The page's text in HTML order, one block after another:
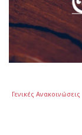
Γενικές Ανακοινώσεις